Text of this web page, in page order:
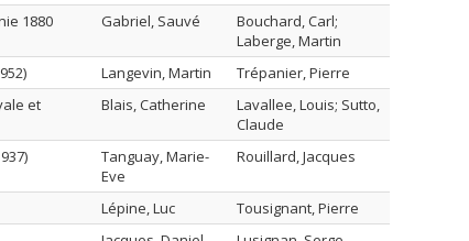
1880 Gabriel, Sauvé
Bouchard, Carl;
Laberge, Martin
Langevin, Martin
Trépanier, Pierre
et
Blais, Catherine
Lavallee, Louis; Sutto,
Claude
Tanguay, Marie-
Eve
Rouillard, Jacques
Lépine, Luc
Tousignant, Pierre